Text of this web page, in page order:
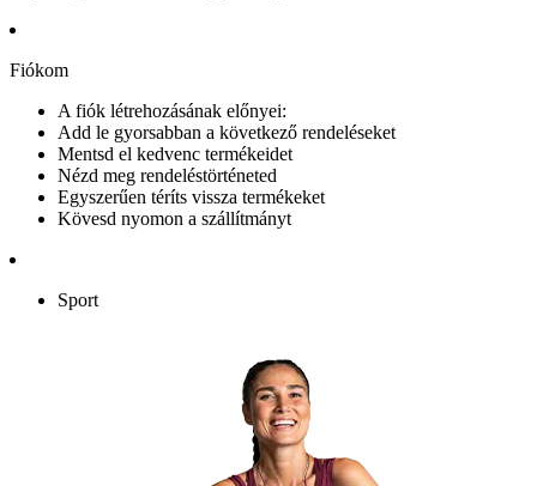
Fiókom
A fiók létrehozásának előnyei:
Add le gyorsabban a következő rendeléseket
Mentsd el kedvenc termékeidet
Nézd meg rendeléstörténeted
Egyszerűen téríts vissza termékeket
Kövesd nyomon a szállítmányt
Sport